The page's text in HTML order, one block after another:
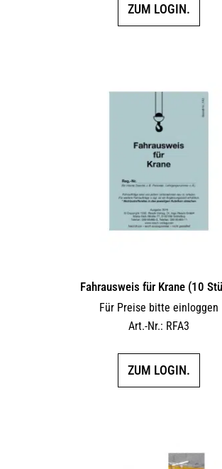
ZUM LOGIN.
Fahrausweis für Krane (10
Für Preise bitte einloggen
Art.-Nr.: RFA3
ZUM LOGIN.